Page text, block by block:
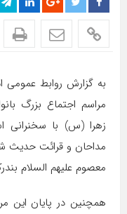
به گزارش روابط عمومی
مراسم اجتماع بزرگ
زهرا (س) با سخنرانی
مداحان و قرائت حدیث
معصوم علیهم السلام
همچنین در پایان این